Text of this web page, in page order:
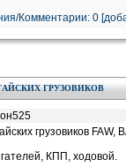
Комментарии: 0
ГРУЗОВИКОВ
грузовиков FAW,
КПП, ходовой.